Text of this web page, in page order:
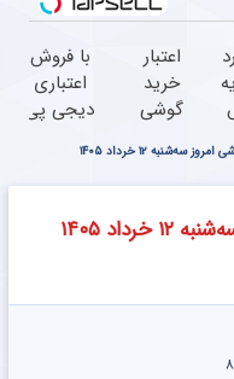
اعتبار
خرید
گوشی
همین
حالا
درخواست
اعتبار بده
با فروش
اعتباری
دیجی پی
محصولت
رو بالاببر
۱۲ خرداد ۱۴۰۵
۱۴۰۵